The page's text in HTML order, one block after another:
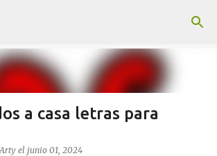
a casa letras para
Arty el junio 01, 2024